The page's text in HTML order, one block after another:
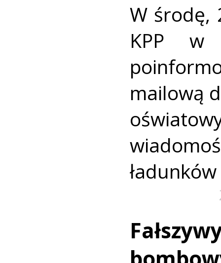
W środę,
KPP w
mailową